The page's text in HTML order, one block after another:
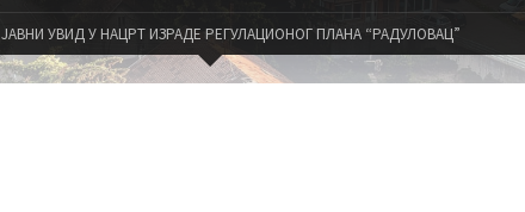
ЈАВНИ УВИД У НАЦРТ ИЗРАДЕ РЕГУЛАЦИОНОГ ПЛАНА “РАДУЛОВАЦ”